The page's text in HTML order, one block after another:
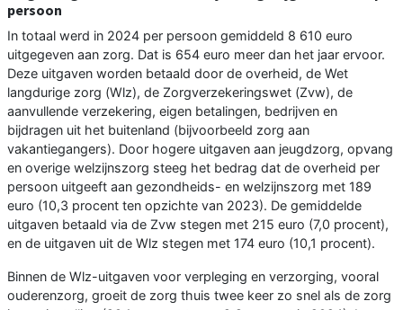
persoon
In totaal werd in 2024 per persoon gemiddeld 8 610 euro
uitgegeven aan zorg. Dat is 654 euro meer dan het jaar ervoor.
Deze uitgaven worden betaald door de overheid, de Wet
langdurige zorg (Wlz), de Zorgverzekeringswet (Zvw), de
aanvullende verzekering, eigen betalingen, bedrijven en
bijdragen uit het buitenland (bijvoorbeeld zorg aan
vakantiegangers). Door hogere uitgaven aan jeugdzorg, opvang
en overige welzijnszorg steeg het bedrag dat de overheid per
persoon uitgeeft aan gezondheids- en welzijnszorg met 189
euro (10,3 procent ten opzichte van 2023). De gemiddelde
uitgaven betaald via de Zvw stegen met 215 euro (7,0 procent),
en de uitgaven uit de Wlz stegen met 174 euro (10,1 procent).
Binnen de Wlz-uitgaven voor verpleging en verzorging, vooral
ouderenzorg, groeit de zorg thuis twee keer zo snel als de zorg